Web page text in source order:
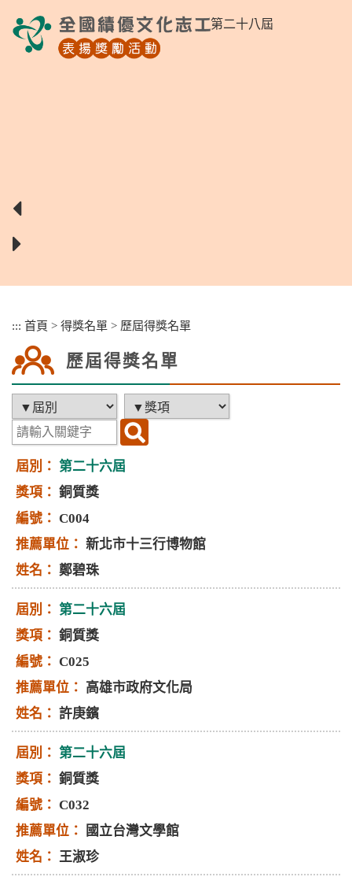
第二十八屆
::: 首頁 > 得獎名單 > 歷屆得獎名單
歷屆得獎名單
第二十六屆
銅質獎
C004
新北市十三行博物館
鄭碧珠
第二十六屆
銅質獎
C025
高雄市政府文化局
許庚鑌
第二十六屆
銅質獎
C032
國立台灣文學館
王淑珍